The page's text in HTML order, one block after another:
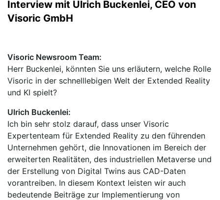
Interview mit Ulrich Buckenlei, CEO von
Visoric GmbH
Visoric Newsroom Team:
Herr Buckenlei, könnten Sie uns erläutern, welche Rolle
Visoric in der schnelllebigen Welt der Extended Reality
und KI spielt?
Ulrich Buckenlei:
Ich bin sehr stolz darauf, dass unser Visoric
Expertenteam für Extended Reality zu den führenden
Unternehmen gehört, die Innovationen im Bereich der
erweiterten Realitäten, des industriellen Metaverse und
der Erstellung von Digital Twins aus CAD-Daten
vorantreiben. In diesem Kontext leisten wir auch
bedeutende Beiträge zur Implementierung von